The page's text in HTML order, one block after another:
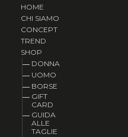
HOME
CHI SIAMO
CONCEPT
TREND
SHOP
DONNA
UOMO
BORSE
GIFT
CARD
GUIDA
ALLE
TAGLIE